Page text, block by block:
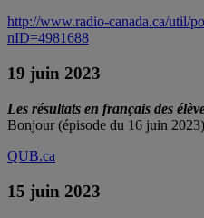
http://www.radio-canada.ca/util/
nID=4981688
19 juin 2023
Les résultats en français des
Bonjour (épisode du 16 juin
QUB.ca
15 juin 2023